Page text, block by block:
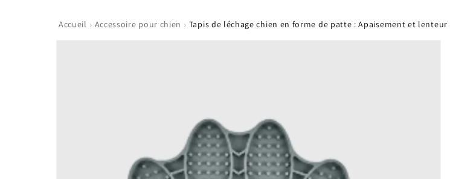
Accueil › Accessoire pour chien › Tapis de léchage chien en forme de patte : Apaisement et lenteur